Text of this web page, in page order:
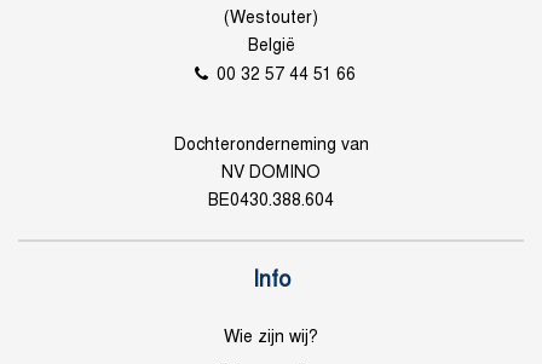
(Westouter)
België
00 32 57 44 51 66
Dochteronderneming van
NV DOMINO
BE0430.388.604
Info
Wie zijn wij?